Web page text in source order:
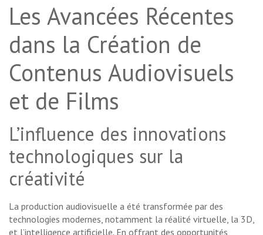
Les Avancées Récentes
dans la Création de
Contenus Audiovisuels
et de Films
L’influence des innovations
technologiques sur la
créativité
La production audiovisuelle a été transformée par des
technologies modernes, notamment la réalité virtuelle, la 3D,
et l’intelligence artificielle. En offrant des opportunités